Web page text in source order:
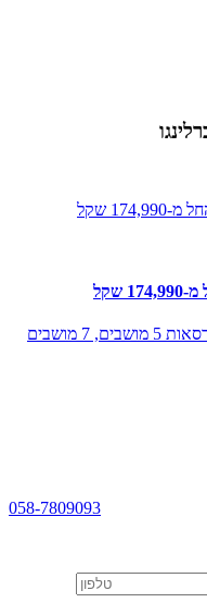
תחילת שיווק סיטרואן ברלינגו המעודכן בגרסאות 5 מושבים, 7 מושבים
058-7809093